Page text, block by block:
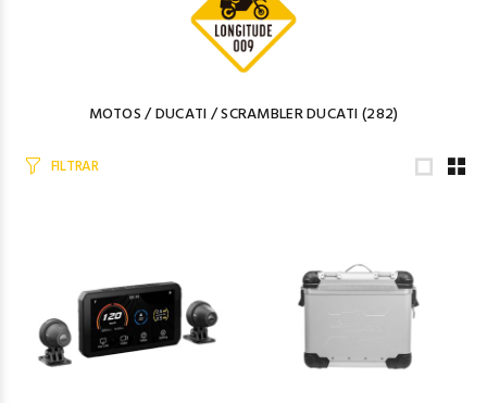
MOTOS/DUCATI/SCRAMBLER DUCATI(282)
FILTRAR